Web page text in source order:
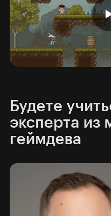
Будете
эксперта из
геймдева